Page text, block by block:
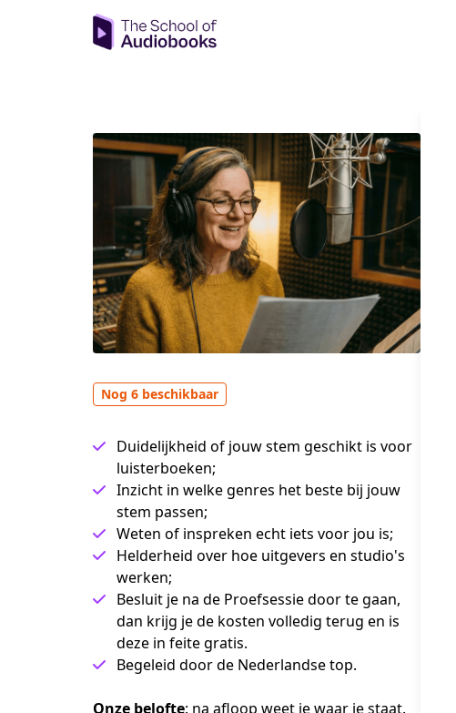
Nog 6 beschikbaar
Duidelijkheid of jouw stem geschikt is voor
luisterboeken;
Inzicht in welke genres het beste bij jouw
stem passen;
Weten of inspreken echt iets voor jou is;
Helderheid over hoe uitgevers en studio's
werken;
Besluit je na de Proefsessie door te gaan,
dan krijg je de kosten volledig terug en is
deze in feite gratis.
Begeleid door de Nederlandse top.
Onze belofte: na afloop weet je waar je staat.